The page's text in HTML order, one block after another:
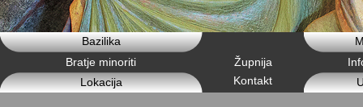
Bazilika
Bratje minoriti
Župnija
Lokacija
Kontakt